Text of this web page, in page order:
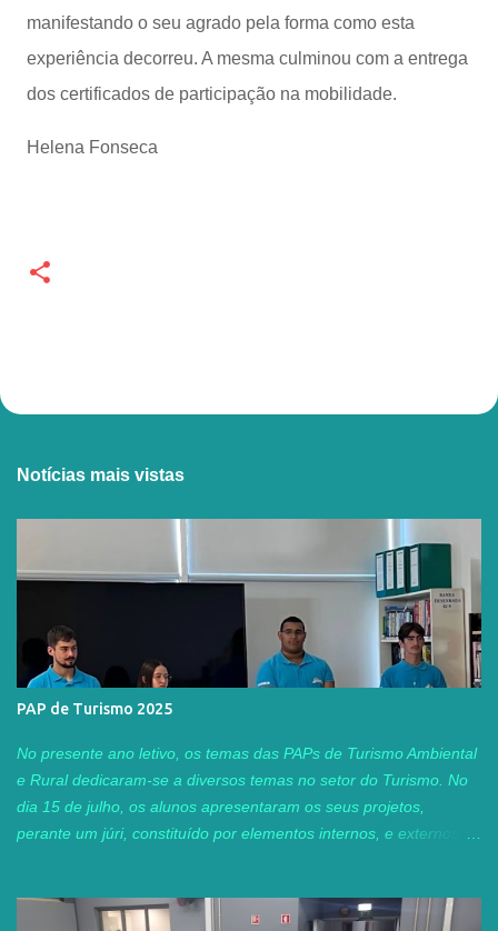
manifestando o seu agrado pela forma como esta
experiência decorreu. A mesma culminou com a entrega
dos certificados de participação na mobilidade.
Helena Fonseca
Notícias mais vistas
PAP de Turismo 2025
No presente ano letivo, os temas das PAPs de Turismo Ambiental
e Rural dedicaram-se a diversos temas no setor do Turismo. No
dia 15 de julho, os alunos apresentaram os seus projetos,
perante um júri, constituído por elementos internos, e externos ao
Superior de Turismo e Tecnologias do Mar, do IPL, Peniche, e